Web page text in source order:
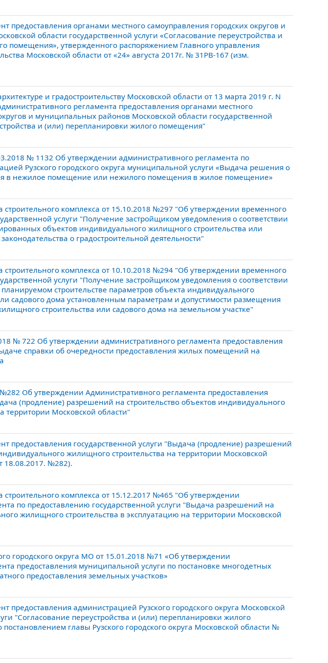
предоставления органами местного самоуправления городских округов и
области государственной услуги «Согласование переустройства и
помещения», утвержденного распоряжением Главного управления
Московской области от «24» августа 2017г. № 31РВ-167 (изм.
и градостроительству Московской области от 13 марта 2019 г. N
регламента предоставления органами местного
и муниципальных районов Московской области государственной
и (или) перепланировки жилого помещения"
№ 1132 Об утверждении административного регламента по
Рузского городского округа муниципальной услуги «Выдача решения о
в нежилое помещение или нежилого помещения в жилое помещение»
строительного комплекса от 15.10.2018 №297 "Об утверждении временного
услуги "Получение застройщиком уведомления о соответствии
объектов индивидуального жилищного строительства или
о градостроительной деятельности"
строительного комплекса от 10.10.2018 №294 "Об утверждении временного
услуги "Получение застройщиком уведомления о соответствии
строительстве параметров объекта индивидуального
садового дома установленным параметрам и допустимости размещения
строительства или садового дома на земельном участке"
№ 722 Об утверждении административного регламента предоставления
справки об очередности предоставления жилых помещений на
Об утверждении Административного регламента предоставления
(продление) разрешений на строительство объектов индивидуального
территории Московской области"
предоставления государственной услуги "Выдача (продление) разрешений
жилищного строительства на территории Московской
18.08.2017. №282).
строительного комплекса от 15.12.2017 №465 "Об утверждении
по предоставлению государственной услуги "Выдача разрешений на
жилищного строительства в эксплуатацию на территории Московской
городского округа МО от 15.01.2018 №71 «Об утверждении
предоставления муниципальной услуги по постановке многодетных
предоставления земельных участков»
предоставления администрацией Рузского городского округа Московской
"Согласование переустройства и (или) перепланировки жилого
главы Рузского городского округа Московской области №